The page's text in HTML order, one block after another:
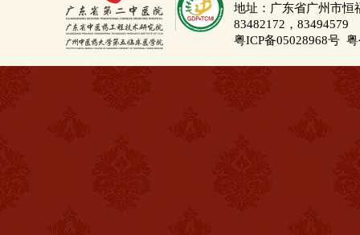
地址：广东省广州市
83482172，83494579
粤ICP备05028968号